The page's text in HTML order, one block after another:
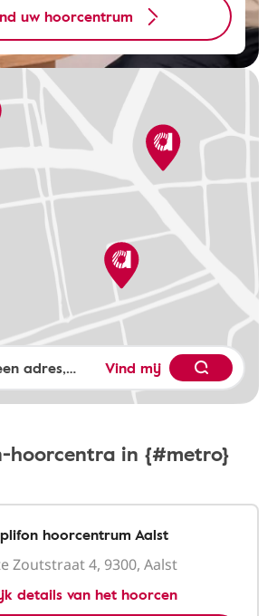
uw hoorcentrum
Vind mij
hoorcentra in {#metro}
hoorcentrum Aalst
Zoutstraat 4, 9300, Aalst
details van het hoorcen